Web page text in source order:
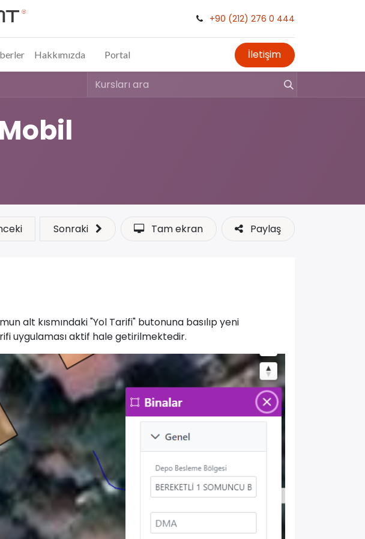
+90 (212) 276 0 444
Hakkımızda Portal İletişim
Sonraki Tam ekran Paylaş
alt kısmındaki "Yol Tarifi" butonuna basılıp yeni
uygulaması aktif hale getirilmektedir.